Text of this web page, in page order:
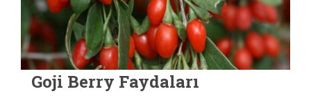
Goji Berry Faydaları